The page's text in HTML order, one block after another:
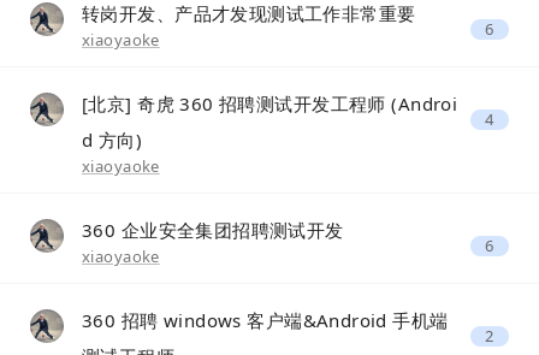
转岗开发、产品才发现测试工作非常重要
xiaoyaoke 6
[北京] 奇虎 360 招聘测试开发工程师 (Androi
d 方向)
xiaoyaoke
4
360 企业安全集团招聘测试开发
xiaoyaoke 6
360 招聘 windows 客户端&Android 手机端
2